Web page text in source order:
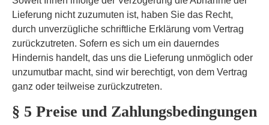
Lieferung nicht zuzumuten ist, haben Sie das Recht,
durch unverzügliche schriftliche Erklärung vom Vertrag
zurückzutreten. Sofern es sich um ein dauerndes
Hindernis handelt, das uns die Lieferung unmöglich oder
unzumutbar macht, sind wir berechtigt, von dem Vertrag
ganz oder teilweise zurückzutreten.
§ 5 Preise und Zahlungsbedingungen